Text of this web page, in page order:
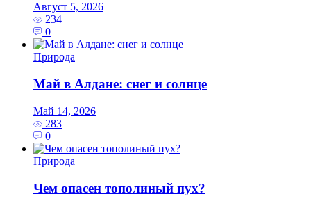
Август 5, 2026
234
0
Природа
Май в Алдане: снег и солнце
Май 14, 2026
283
0
Природа
Чем опасен тополиный пух?